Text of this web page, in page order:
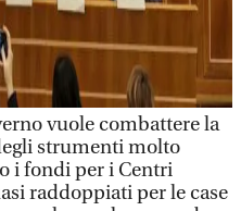
vuole combattere la
strumenti molto
i fondi per i Centri
raddoppiati per le case